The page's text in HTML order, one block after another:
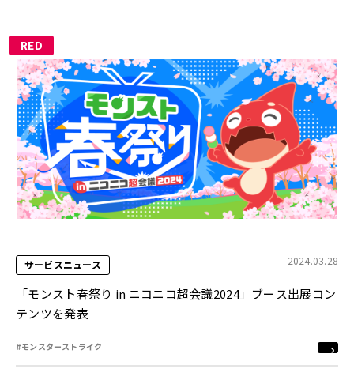
RED
サービスニュース 2024.03.28
「モンスト春祭り in ニコニコ超会議2024」ブース出展コン
テンツを発表
#モンスターストライク